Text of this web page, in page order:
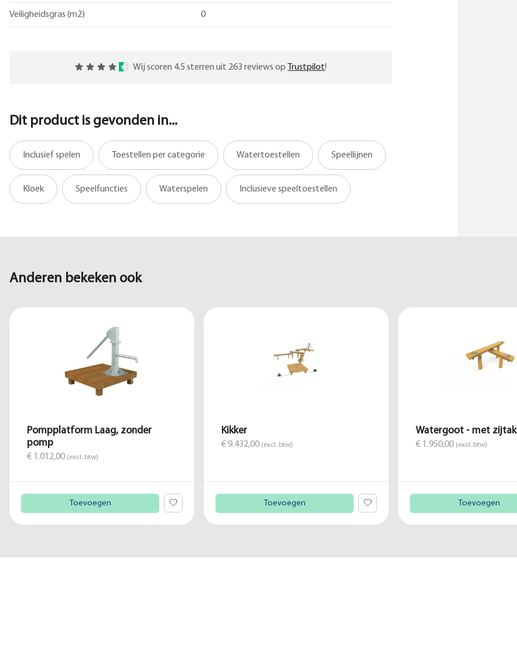
Veiligheidsgras (m2) 0
Wij scoren 4.5 sterren uit 263 reviews op Trustpilot!
Dit product is gevonden in...
Inclusief spelen Toestellen per categorie Watertoestellen Speellijnen
Kloek Speelfuncties Waterspelen Inclusieve speeltoestellen
Anderen bekeken ook
Pompplatform Laag, zonder
pomp
€ 1.012,00 (excl. btw)
Toevoegen
Kikker
€ 9.432,00 (excl. btw)
Toevoegen
Watergoot - met zijtak
€ 1.950,00 (excl. btw)
Toevoegen